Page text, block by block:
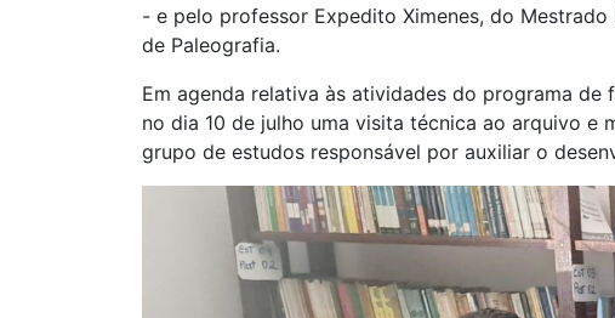
- e pelo professor Expedito Ximenes, do
de Paleografia.
Em agenda relativa às atividades do programa de
no dia 10 de julho uma visita técnica ao arquivo e
grupo de estudos responsável por auxiliar o